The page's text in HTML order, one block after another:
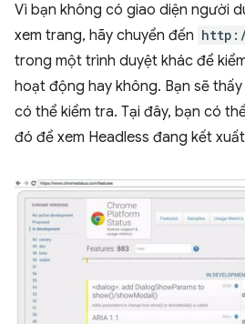
Vì bạn không có giao diện người
xem trang, hãy chuyển đến
trong một trình duyệt khác để
hoạt động hay không. Bạn sẽ
có thể kiểm tra. Tại đây, bạn có
đó để xem Headless đang kết